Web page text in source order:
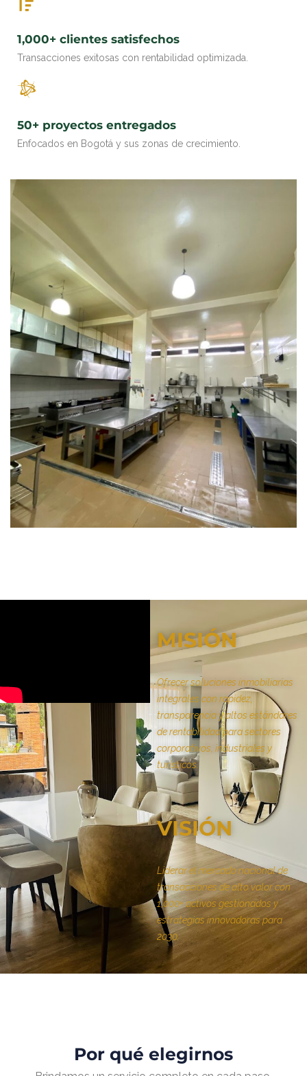
1,000+ clientes satisfechos
Transacciones exitosas con rentabilidad optimizada.
50+ proyectos entregados
Enfocados en Bogotá y sus zonas de crecimiento.
MISIÓN
Ofrecer soluciones inmobiliarias
integrales con rapidez,
transparencia y altos estándares
de rentabilidad para sectores
corporativos, industriales y
turísticos.
VISIÓN
Liderar el mercado nacional de
transacciones de alto valor con
1,000+ activos gestionados y
estrategias innovadoras para
2030.
Por qué elegirnos